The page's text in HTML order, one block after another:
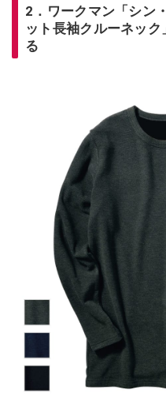
2．ワークマン「シン
ット長袖クルーネッ
る